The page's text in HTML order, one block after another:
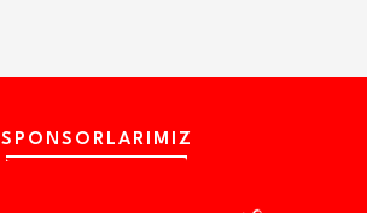
SPONSORLARIMIZ